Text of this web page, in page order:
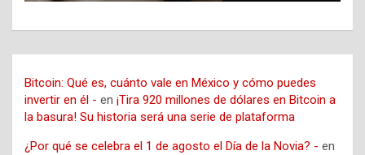
Bitcoin: Qué es, cuánto vale en México y cómo puedes
invertir en él - en ¡Tira 920 millones de dólares en Bitcoin a
la basura! Su historia será una serie de plataforma
¿Por qué se celebra el 1 de agosto el Día de la Novia? - en